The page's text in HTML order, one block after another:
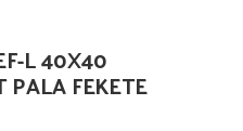
L 40X40
PALA FEKETE